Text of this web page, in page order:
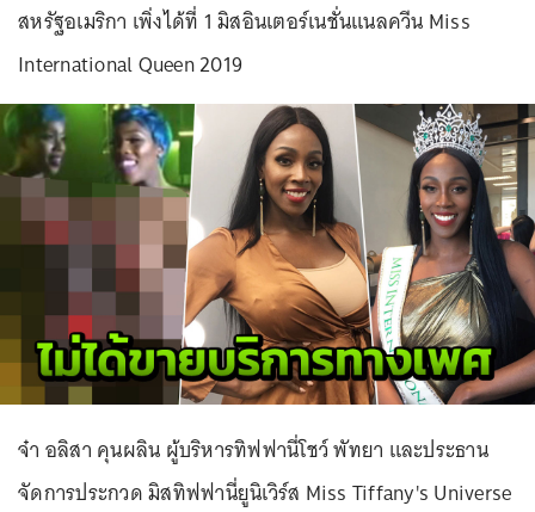
สหรัฐอเมริกา เพิ่งได้ที่ 1 มิสอินเตอร์เนชั่นแนลควีน Miss
International Queen 2019
จ๋า อลิสา คุนผลิน ผู้บริหารทิฟฟานี่โชว์ พัทยา และประธาน
จัดการประกวด มิสทิฟฟานี่ยูนิเวิร์ส Miss Tiffany's Universe